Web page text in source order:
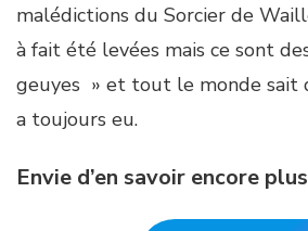
malédictions du Sorcier de
à fait été levées mais ce sont
geuyes » et tout le monde sait
a toujours eu.
Envie d’en savoir encore